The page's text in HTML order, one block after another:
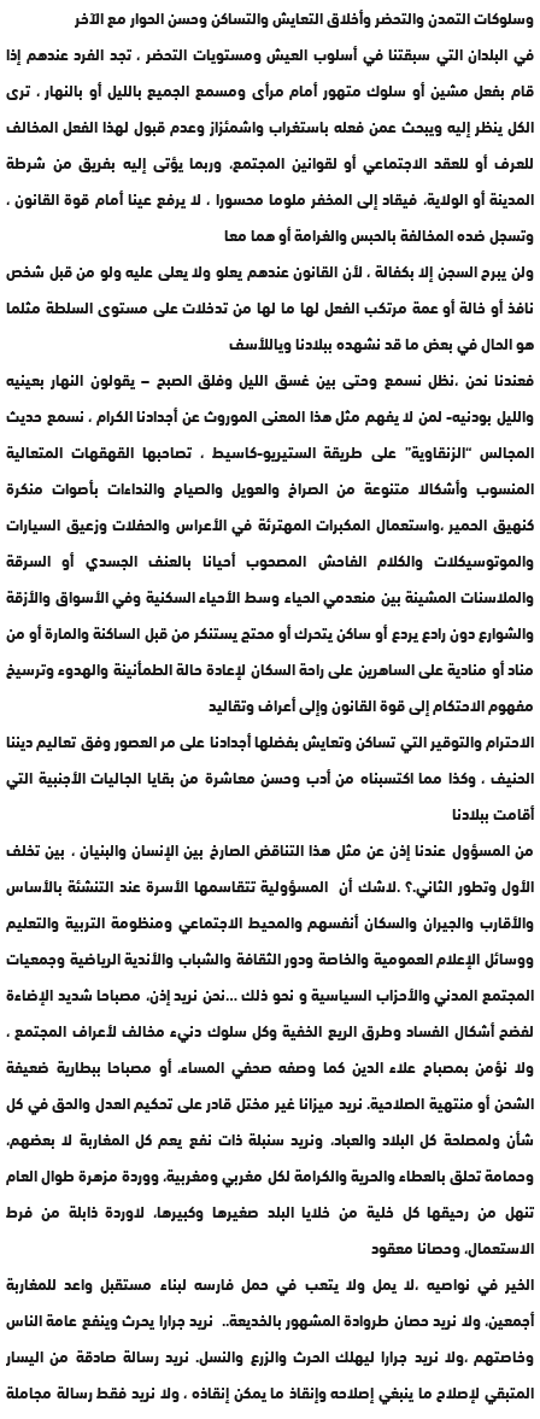
وسلوكات التمدن والتحضر وأخلاق التعايش والتساكن وحسن الحوار مع الآخر
في البلدان التي سبقتنا في أسلوب العيش ومستويات التحضر ، تجد الفرد عندهم إذا
قام بفعل مشين أو سلوك متهور أمام مرأى ومسمع الجميع بالليل أو بالنهار ، ترى
الكل ينظر إليه ويبحث عمن فعله باستغراب واشمئزاز وعدم قبول لهذا الفعل المخالف
للعرف أو للعقد الاجتماعي أو لقوانين المجتمع، وربما يؤتى إليه بفريق من شرطة
المدينة أو الولاية، فيقاد إلى المخفر ملوما محسورا ، لا يرفع عينا أمام قوة القانون ،
وتسجل ضده المخالفة بالحبس والغرامة أو هما معا
ولن يبرح السجن إلا بكفالة ، لأن القانون عندهم يعلو ولا يعلى عليه ولو من قبل شخص
نافذ أو خالة أو عمة مرتكب الفعل لها ما لها من تدخلات على مستوى السلطة مثلما
هو الحال في بعض ما قد نشهده ببلادنا وياللأسف
فعندنا نحن ،نظل نسمع وحتى بين غسق الليل وفلق الصبح – يقولون النهار بعينيه
والليل بودنيه- لمن لا يفهم مثل هذا المعنى الموروث عن أجدادنا الكرام ، نسمع حديث
المجالس “الزنقاوية” على طريقة الستيريو-كاسيط ، تصاحبها القهقهات المتعالية
المنسوب وأشكالا متنوعة من الصراخ والعويل والصياح والنداءات بأصوات منكرة
كنهيق الحمير ،واستعمال المكبرات المهترئة في الأعراس والحفلات وزعيق السيارات
والموتوسيكلات والكلام الفاحش المصحوب أحيانا بالعنف الجسدي أو السرقة
والملاسنات المشينة بين منعدمي الحياء وسط الأحياء السكنية وفي الأسواق والأزقة
والشوارع دون رادع يردع أو ساكن يتحرك أو محتج يستنكر من قبل الساكنة والمارة أو من
مناد أو منادية على الساهرين على راحة السكان لإعادة حالة الطمأنينة والهدوء وترسيخ
مفهوم الاحتكام إلى قوة القانون وإلى أعراف وتقاليد
الاحترام والتوقير التي تساكن وتعايش بفضلها أجدادنا على مر العصور وفق تعاليم ديننا
الحنيف ، وكذا مما اكتسبناه من أدب وحسن معاشرة من بقايا الجاليات الأجنبية التي
أقامت ببلادنا
من المسؤول عندنا إذن عن مثل هذا التناقض الصارخ بين الإنسان والبنيان ، بين تخلف
الأول وتطور الثاني.؟ .لاشك أن المسؤولية تتقاسمها الأسرة عند التنشئة بالأساس
والأقارب والجيران والسكان أنفسهم والمحيط الاجتماعي ومنظومة التربية والتعليم
ووسائل الإعلام العمومية والخاصة ودور الثقافة والشباب والأندية الرياضية وجمعيات
المجتمع المدني والأحزاب السياسية و نحو ذلك …نحن نريد إذن، مصباحا شديد الإضاءة
لفضح أشكال الفساد وطرق الريع الخفية وكل سلوك دنيء مخالف لأعراف المجتمع ،
ولا نؤمن بمصباح علاء الدين كما وصفه صحفي المساء، أو مصباحا ببطارية ضعيفة
الشحن أو منتهية الصلاحية. نريد ميزانا غير مختل قادر على تحكيم العدل والحق في كل
شأن ولمصلحة كل البلاد والعباد، ونريد سنبلة ذات نفع يعم كل المغاربة لا بعضهم،
وحمامة تحلق بالعطاء والحرية والكرامة لكل مغربي ومغربية، ووردة مزهرة طوال العام
تنهل من رحيقها كل خلية من خلايا البلد صغيرها وكبيرها، لاوردة ذابلة من فرط
الاستعمال، وحصانا معقود
الخير في نواصيه ،لا يمل ولا يتعب في حمل فارسه لبناء مستقبل واعد للمغاربة
أجمعين، ولا نريد حصان طروادة المشهور بالخديعة.. نريد جرارا يحرث وينفع عامة الناس
وخاصتهم ،ولا نريد جرارا ليهلك الحرث والزرع والنسل. نريد رسالة صادقة من اليسار
المتبقي لإصلاح ما ينبغي إصلاحه وإنقاذ ما يمكن إنقاذه ، ولا نريد فقط رسالة مجاملة